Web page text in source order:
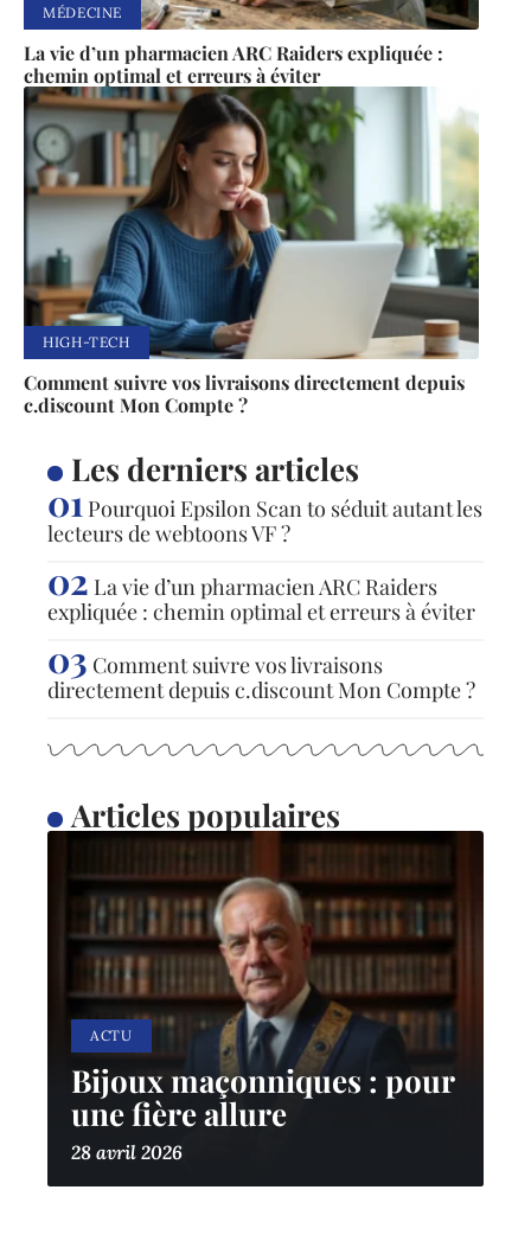
MÉDECINE
La vie d’un pharmacien ARC Raiders expliquée :
chemin optimal et erreurs à éviter
HIGH-TECH
Comment suivre vos livraisons directement depuis
c.discount Mon Compte ?
Les derniers articles
Pourquoi Epsilon Scan to séduit autant les
lecteurs de webtoons VF ?
La vie d’un pharmacien ARC Raiders
expliquée : chemin optimal et erreurs à éviter
Comment suivre vos livraisons
directement depuis c.discount Mon Compte ?
Articles populaires
ACTU
Bijoux maçonniques : pour
une fière allure
28 avril 2026